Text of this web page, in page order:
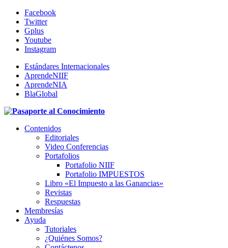
Facebook
Twitter
Gplus
Youtube
Instagram
Estándares Internacionales
AprendeNIIF
AprendeNIA
BlaGlobal
Contenidos
Editoriales
Video Conferencias
Portafolios
Portafolio NIIF
Portafolio IMPUESTOS
Libro «El Impuesto a las Ganancias»
Revistas
Respuestas
Membresías
Ayuda
Tutoriales
¿Quiénes Somos?